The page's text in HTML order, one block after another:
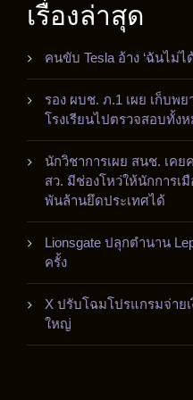
เรื่องล่าสุด
คนขับ Tesla อ้าง ‘ฉันไม่ไ
รอง ผบช. ภ.1 เผย เก็บพ
โรงเรียนไปตรวจสอบทั้ง
นักวิชาการเผย สนช. เคย
สว. มีช่องโหว่ให้นักการเ
พันล้านยึดประเทศได้
Lionsgate ปลุกตำนาน
ครั้ง
X ปรับโฉมโปรแกรมจ่าย
ใหญ่